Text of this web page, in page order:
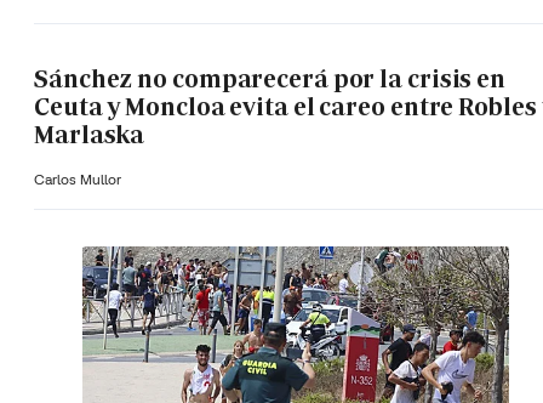
Sánchez no comparecerá por la crisis en
Ceuta y Moncloa evita el careo entre Robles
Marlaska
Carlos Mullor